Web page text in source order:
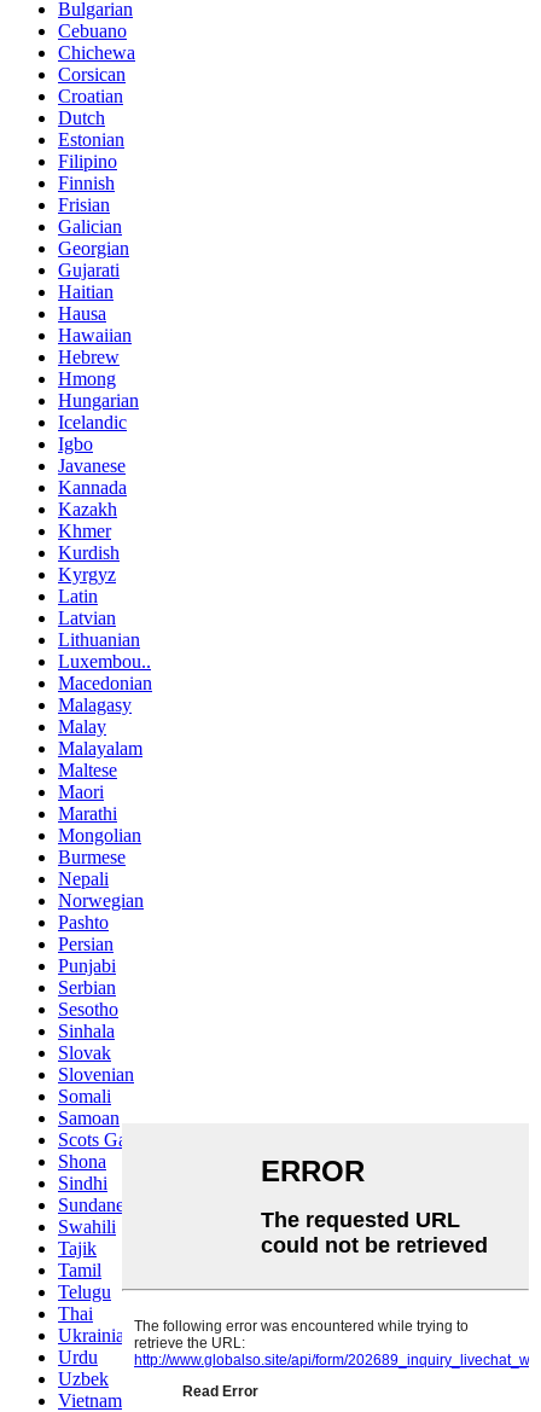
Bulgarian
Cebuano
Chichewa
Corsican
Croatian
Dutch
Estonian
Filipino
Finnish
Frisian
Galician
Georgian
Gujarati
Haitian
Hausa
Hawaiian
Hebrew
Hmong
Hungarian
Icelandic
Igbo
Javanese
Kannada
Kazakh
Khmer
Kurdish
Kyrgyz
Latin
Latvian
Lithuanian
Luxembou..
Macedonian
Malagasy
Malay
Malayalam
Maltese
Maori
Marathi
Mongolian
Burmese
Nepali
Norwegian
Pashto
Persian
Punjabi
Serbian
Sesotho
Sinhala
Slovak
Slovenian
Somali
Samoan
Scots Gaelic
Shona
Sindhi
Sundanese
Swahili
Tajik
Tamil
Telugu
Thai
Ukrainian
Urdu
Uzbek
Vietnamese